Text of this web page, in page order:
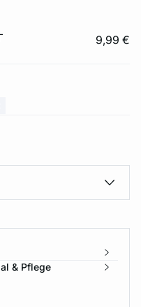
9,99 €
& Pflege